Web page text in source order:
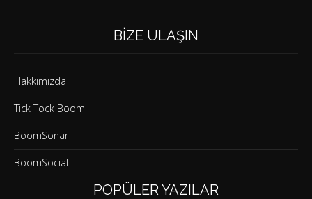
BIZE ULAŞIN
Hakkımızda
Tick Tock Boom
BoomSonar
BoomSocial
POPÜLER YAZILAR